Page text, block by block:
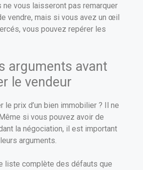
ne vous laisseront pas remarquer
vendre, mais si vous avez un œil
vous pouvez repérer les
arguments avant
le vendeur
le prix d’un bien immobilier ? Il ne
si vous pouvez avoir de
la négociation, il est important
arguments.
liste complète des défauts que